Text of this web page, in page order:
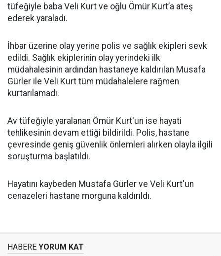
tüfeğiyle baba Veli Kurt ve oğlu Ömür Kurt’a ateş
ederek yaraladı.
İhbar üzerine olay yerine polis ve sağlık ekipleri sevk
edildi. Sağlık ekiplerinin olay yerindeki ilk
müdahalesinin ardından hastaneye kaldırılan Musafa
Gürler ile Veli Kurt tüm müdahalelere rağmen
kurtarılamadı.
Av tüfeğiyle yaralanan Ömür Kurt'un ise hayati
tehlikesinin devam ettiği bildirildi. Polis, hastane
çevresinde geniş güvenlik önlemleri alırken olayla ilgili
soruşturma başlatıldı.
Hayatını kaybeden Mustafa Gürler ve Veli Kurt'un
cenazeleri hastane morguna kaldırıldı.
HABERE YORUM KAT